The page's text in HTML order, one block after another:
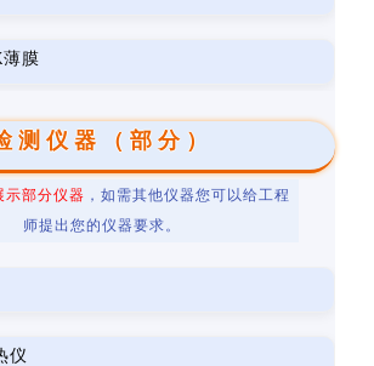
膜
测仪器（部分）
示部分仪器 ，如需其他仪器您可以给工程
师提出您的仪器要求。
仪